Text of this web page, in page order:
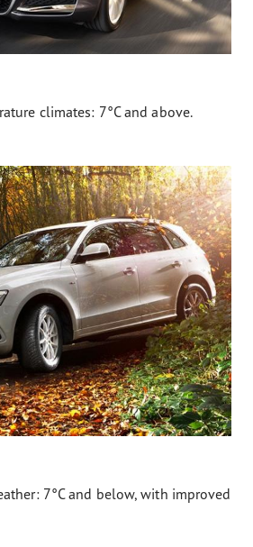
climates: 7°C and above.
7°C and below, with improved